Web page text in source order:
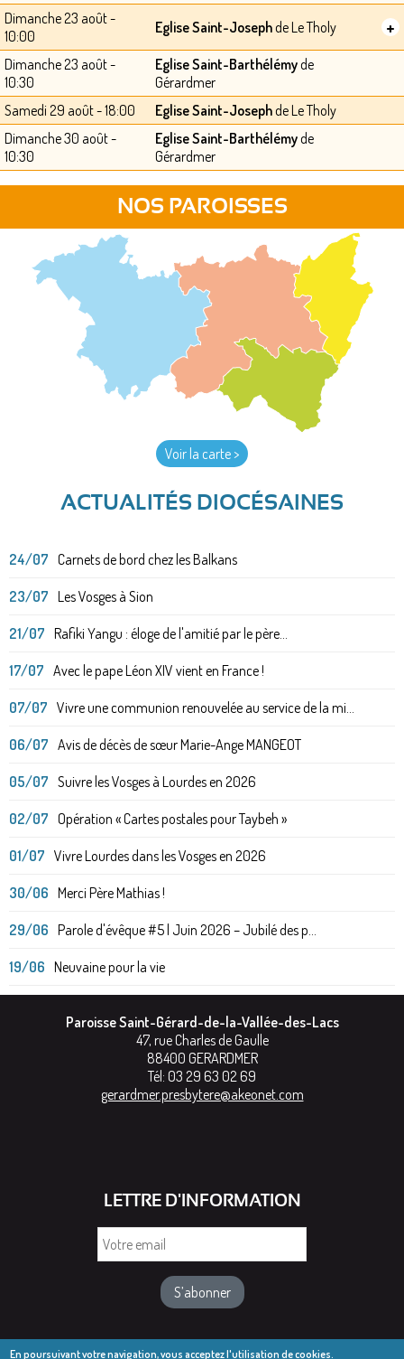
Dimanche 23 août -
10:00
Eglise Saint-Josephde Le Tholy +
Dimanche 23 août -
10:30
Eglise Saint-Barthélémyde
Gérardmer
Samedi 29 août - 18:00
Eglise Saint-Josephde Le Tholy
Dimanche 30 août -
10:30
Eglise Saint-Barthélémyde
Gérardmer
NOS PAROISSES
Voir la carte >
ACTUALITÉS DIOCÉSAINES
24/07 Carnets de bord chez les Balkans
23/07 Les Vosges à Sion
21/07 Rafiki Yangu : éloge de l'amitié par le père...
17/07 Avec le pape Léon XIV vient en France !
07/07 Vivre une communion renouvelée au service de la mi...
06/07 Avis de décès de sœur Marie-Ange MANGEOT
05/07 Suivre les Vosges à Lourdes en 2026
02/07 Opération « Cartes postales pour Taybeh »
01/07 Vivre Lourdes dans les Vosges en 2026
30/06 Merci Père Mathias !
29/06 Parole d'évêque #5 | Juin 2026 – Jubilé des p...
19/06 Neuvaine pour la vie
Paroisse Saint-Gérard-de-la-Vallée-des-Lacs
47, rue Charles de Gaulle
88400 GERARDMER
Tél: 03 29 63 02 69
gerardmer.presbytere@akeonet.com
LETTRE D'INFORMATION
En poursuivant votre navigation, vous acceptez l'utilisation de cookies.